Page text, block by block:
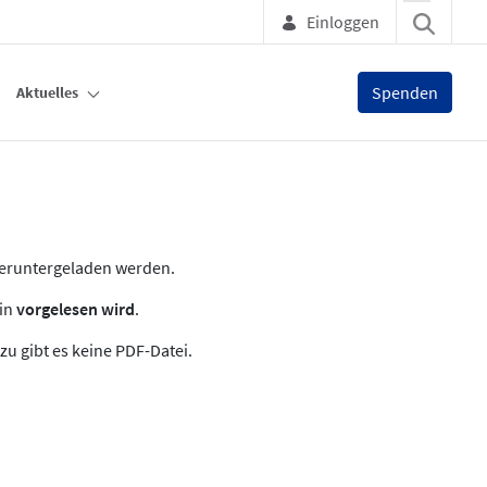
Einloggen
Aktuelles Spenden
werden.
vorgelesen wird.
gibt es keine PDF-Datei.